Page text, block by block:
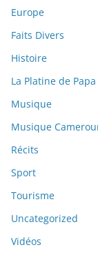
Europe
Faits Divers
Histoire
La Platine de Papa
Musique
Musique
Récits
Sport
Tourisme
Uncategorized
Vidéos